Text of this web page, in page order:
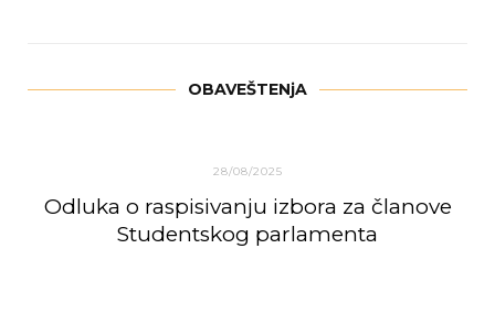
OBAVEŠTENjA
28/08/2025
Odluka o raspisivanju izbora za članove
Studentskog parlamenta